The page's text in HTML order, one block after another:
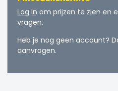
Log in om prijzen te zien en
vragen.
Heb je nog geen account?
aanvragen.